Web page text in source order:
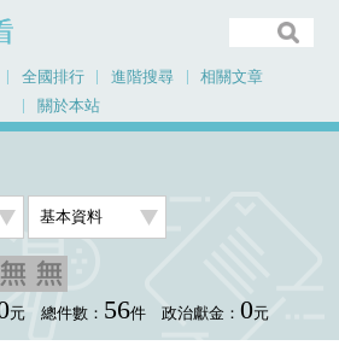
全國排行 進階搜尋
相關文章
關於本站
元 總件數： 56件 政治獻金： 0元